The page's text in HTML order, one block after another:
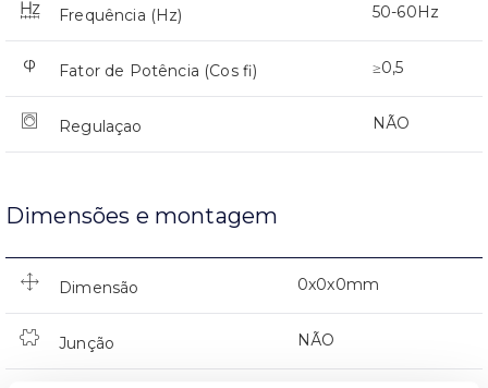
Frequência (Hz) 50-60Hz
Fator de Potência (Cos fi) ≥0,5
Regulaçao NÃO
Dimensões e montagem
Dimensão 0x0x0mm
Junção NÃO